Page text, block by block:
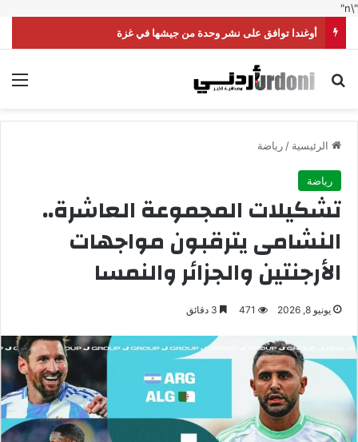
"\n"
أوغندا توافق على نشر وحدة من جيشها في غزة
بحث عن
الرئيسية /رياضة
رياضة
تشكيلات المجموعة العاشرة..
النشامى يترقبون مواجهات
الأرجنتين والجزائر والنمسا
يونيو 8, 2026 471